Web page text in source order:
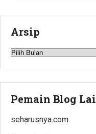
Arsip
Arsip
Pemain Blog
seharusnya.com